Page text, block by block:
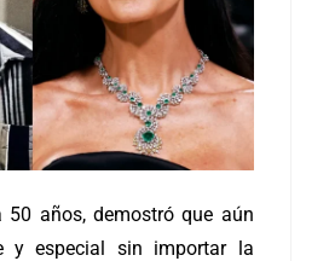
50 años, demostró que aún
y especial sin importar la